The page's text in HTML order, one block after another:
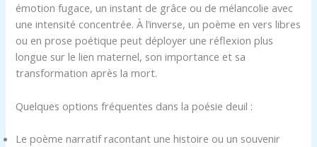
émotion fugace, un instant de grâce ou de mélancolie avec
une intensité concentrée. À l’inverse, un poème en vers libres
ou en prose poétique peut déployer une réflexion plus
longue sur le lien maternel, son importance et sa
transformation après la mort.
Quelques options fréquentes dans la poésie deuil :
Le poème narratif racontant une histoire ou un souvenir